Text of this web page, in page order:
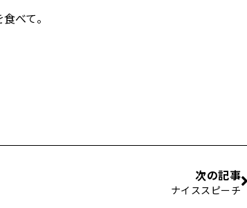
べて。
次の記事
ナイススピーチ